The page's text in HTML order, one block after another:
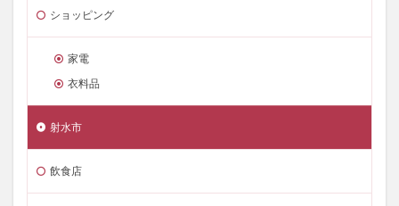
ショッピング
家電
衣料品
射水市
飲食店